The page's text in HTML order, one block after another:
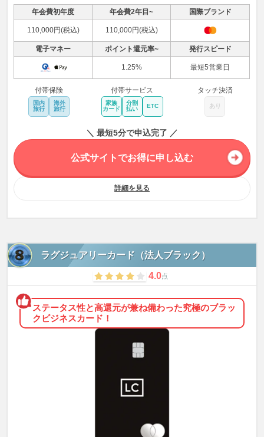
年会費初年度 年会費2年目~ 国際ブランド
110,000円(税込) 110,000円(税込)
電子マネー ポイント還元率~ 発行スピード
1.25% 最短5営業日
付帯保険
国内
旅行
海外
旅行
付帯サービス
家族
カード
分割
払い
ETC
タッチ決済
あり
＼ 最短5分で申込完了 ／
公式サイトでお得に申し込む
詳細を見る
ラグジュアリーカード（法人ブラック）
4.0点
ステータス性と高還元が兼ね備わった究極のブラッ
クビジネスカード！